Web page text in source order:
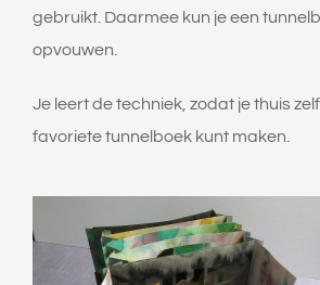
gebruikt. Daarmee kun je een
opvouwen.
Je leert de techniek, zodat je thuis
favoriete tunnelboek kunt maken.